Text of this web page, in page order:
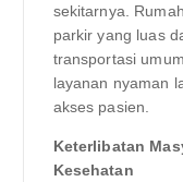
sekitarnya.
parkir yang luas
transportasi
layanan nyaman
akses pasien.
Keterlibatan
Kesehatan